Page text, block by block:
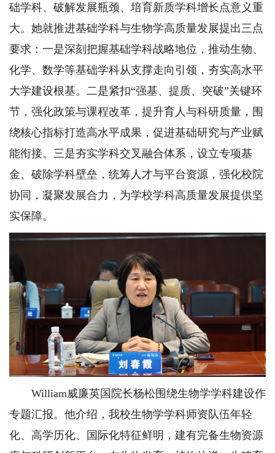
础学科、破解发展瓶颈、培育新质学科增长点意义重
大。她就推进基础学科与生物学高质量发展提出三点
要求：一是深刻把握基础学科战略地位，推动生物、
化学、数学等基础学科从支撑走向引领，夯实高水平
大学建设根基。二是紧扣“强基、提质、突破”关键环
节，强化政策与课程改革，提升育人与科研质量，围
绕核心指标打造高水平成果，促进基础研究与产业赋
能衔接。三是夯实学科交叉融合体系，设立专项基
金、破除学科壁垒，统筹人才与平台资源，强化校院
协同，凝聚发展合力，为学校学科高质量发展提供坚
实保障。
William威廉英国院长杨松围绕生物学学科建设作
专题汇报。他介绍，我校生物学学科师资队伍年轻
化、高学历化、国际化特征鲜明，建有完备生物资源